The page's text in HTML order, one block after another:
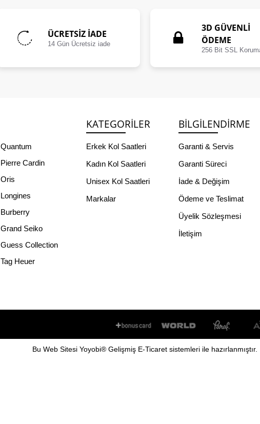
ÜCRETSIZ İADE
14 Gün Ücretsiz iade
3D GÜVENLİ
ÖDEME
256 Bit SSL
Quantum
Pierre Cardin
Oris
Longines
Burberry
Grand Seiko
Guess Collection
Tag Heuer
KATEGORILER
Erkek Kol Saatleri
Kadın Kol Saatleri
Unisex Kol Saatleri
Markalar
BILGILENDIRME
Garanti & Servis
Garanti Süreci
İade & Değişim
Ödeme ve Teslimat
Üyelik Sözleşmesi
İletişim
BuWeb Sitesi Yoyobi® Gelişmiş E-Ticaret sistemleri ile hazırlanmıştır.